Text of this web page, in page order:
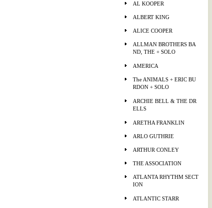
AL KOOPER
ALBERT KING
ALICE COOPER
ALLMAN BROTHERS BA
ND, THE + SOLO
AMERICA
The ANIMALS + ERIC BU
RDON + SOLO
ARCHIE BELL & THE DR
ELLS
ARETHA FRANKLIN
ARLO GUTHRIE
ARTHUR CONLEY
THE ASSOCIATION
ATLANTA RHYTHM SECT
ION
ATLANTIC STARR